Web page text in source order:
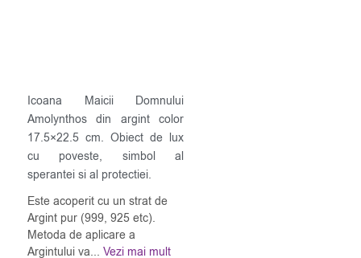
Icoana Maicii Domnului
Amolynthos din argint color
17.5×22.5 cm. Obiect de lux
cu poveste, simbol al
sperantei si al protectiei.
Este acoperit cu un strat de
Argint pur (999, 925 etc).
Metoda de aplicare a
Argintului va... Vezi mai mult